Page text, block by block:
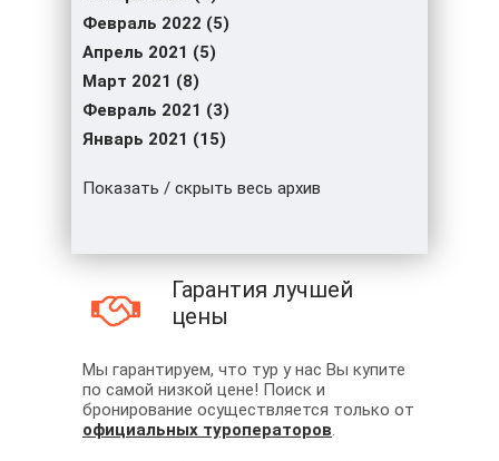
Февраль 2022 (5)
Апрель 2021 (5)
Март 2021 (8)
Февраль 2021 (3)
Январь 2021 (15)
Показать / скрыть весь архив
Гарантия лучшей
цены
Мы гарантируем, что тур у нас Вы купите
по самой низкой цене! Поиск и
бронирование осуществляется только от
официальных туроператоров.